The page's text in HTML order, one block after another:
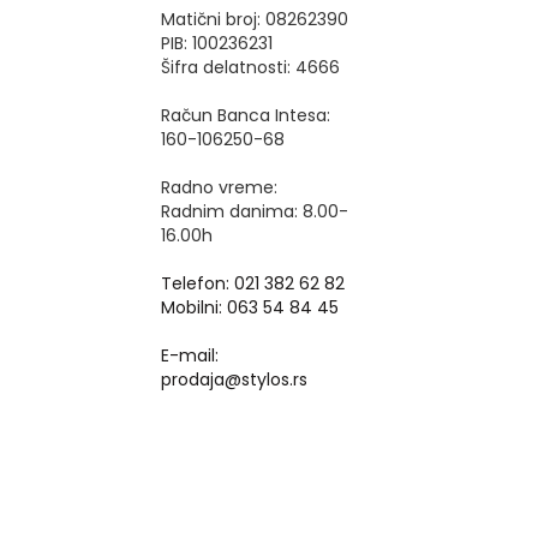
Matični broj: 08262390
PIB: 100236231
Šifra delatnosti: 4666
Račun Banca Intesa:
160-106250-68
Radno vreme:
Radnim danima: 8.00-
16.00h
Telefon: 021 382 62 82
Mobilni: 063 54 84 45
E-mail:
prodaja@stylos.rs